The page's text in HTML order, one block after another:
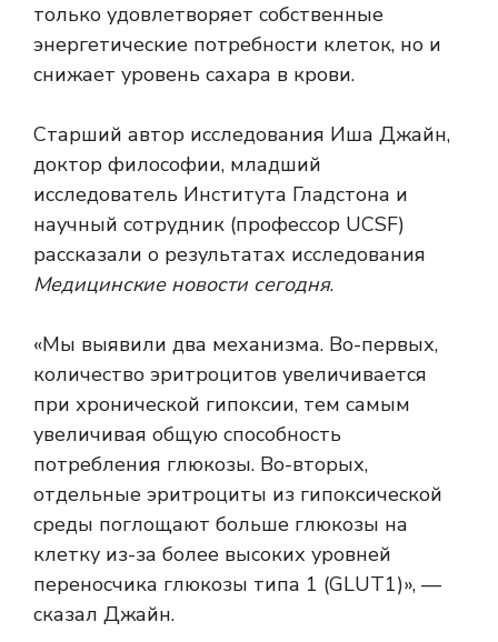
только удовлетворяет собственные
энергетические потребности клеток, но и
снижает уровень сахара в крови.
Старший автор исследования Иша Джайн,
доктор философии, младший
исследователь Института Гладстона и
научный сотрудник (профессор UCSF)
рассказали о результатах исследования
Медицинские новости сегодня.
«Мы выявили два механизма. Во-первых,
количество эритроцитов увеличивается
при хронической гипоксии, тем самым
увеличивая общую способность
потребления глюкозы. Во-вторых,
отдельные эритроциты из гипоксической
среды поглощают больше глюкозы на
клетку из-за более высоких уровней
переносчика глюкозы типа 1 (GLUT1)», —
сказал Джайн.